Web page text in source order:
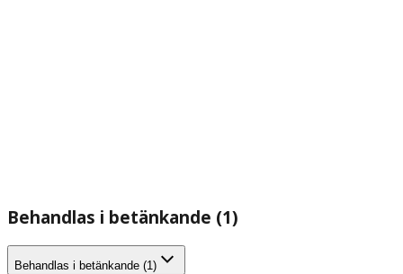
Behandlas i betänkande (1)
Behandlas i betänkande (1)